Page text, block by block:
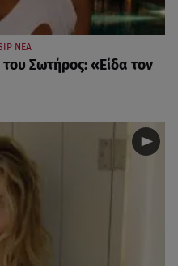
ΝΕΑ
Σωτήρος: «Είδα τον